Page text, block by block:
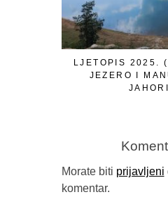
LJETOPIS 2025.
JEZERO I
Morate biti prijavljeni
komentar.